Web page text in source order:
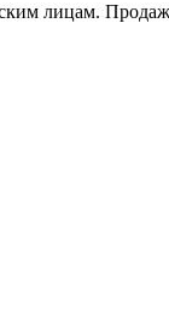
лицам.